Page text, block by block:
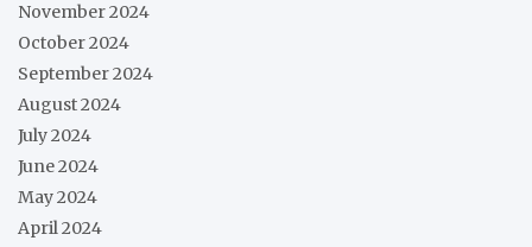
November 2024
October 2024
September 2024
August 2024
July 2024
June 2024
May 2024
April 2024